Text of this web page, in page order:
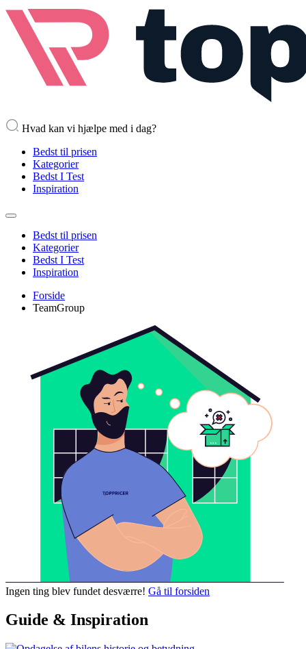
Hvad kan vi hjælpe med i dag?
Bedst til prisen
Kategorier
Bedst I Test
Inspiration
Bedst til prisen
Kategorier
Bedst I Test
Inspiration
Forside
TeamGroup
Ingen ting blev fundet desværre! Gå til forsiden
Guide & Inspiration